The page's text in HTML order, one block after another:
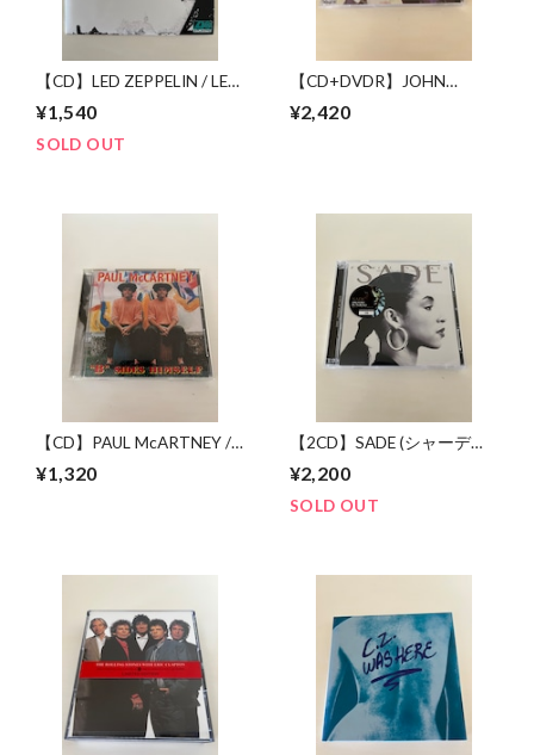
【CD】LED ZEPPELIN / LED
ZEPPELIN
¥1,540
SOLD OUT
【CD+DVDR】JOHN
LENNON / "R" COLLECTION
¥2,420
【CD】PAUL McARTNEY /
"B" SIDES HIMSELF
¥1,320
【2CD】SADE (シャーデー)
/ PROMISE IN TOKYO
¥2,200
SOLD OUT